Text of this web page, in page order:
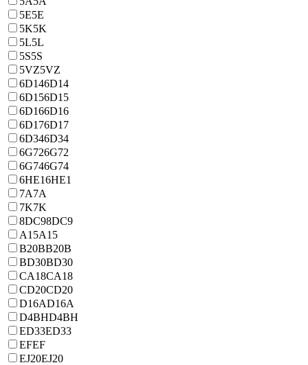
5E5E
5K5K
5L5L
5S5S
5VZ5VZ
6D146D14
6D156D15
6D166D16
6D176D17
6D346D34
6G726G72
6G746G74
6HE16HE1
7A7A
7K7K
8DC98DC9
A15A15
B20BB20B
BD30BD30
CA18CA18
CD20CD20
D16AD16A
D4BHD4BH
ED33ED33
EFEF
EJ20EJ20